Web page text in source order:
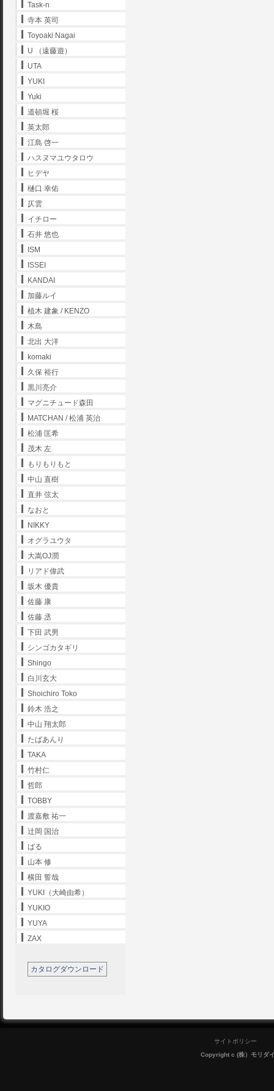
Task-n
寺本 英司
Toyoaki Nagai
U （遠藤遊）
UTA
YUKI
Yuki
道頓堀 桜
英太郎
江島 啓一
ハスヌマユウタロウ
ヒデヤ
樋口 幸佑
仄雲
イチロー
石井 悠也
ISM
ISSEI
KANDAI
加藤ルイ
植木 建象 / KENZO
木島
北出 大洋
komaki
久保 裕行
黒川亮介
マグニチュード森田
MATCHAN / 松浦 英治
松浦 匡希
茂木 左
もりもりもと
中山 直樹
直井 弦太
なおと
NIKKY
オグラユウタ
大嵩OJ潤
リアド偉武
坂木 優貴
佐藤 康
佐藤 丞
下田 武男
シンゴカタギリ
Shingo
白川玄大
Shoichiro Toko
鈴木 浩之
中山 翔太郎
たばあんり
TAKA
竹村仁
哲郎
TOBBY
渡嘉敷 祐一
辻岡 国治
ばる
山本 修
横田 誓哉
YUKI（大崎由希）
YUKIO
YUYA
ZAX
カタログダウンロード
サイトポリシー
Copyright c (株）モリダ